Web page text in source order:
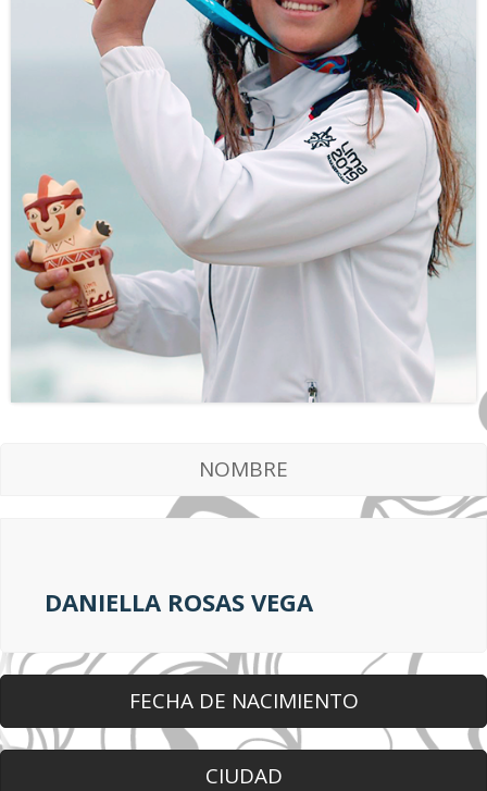
NOMBRE
DANIELLA ROSAS VEGA
FECHA DE NACIMIENTO
CIUDAD